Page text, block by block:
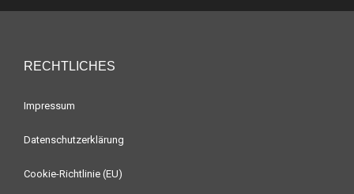
RECHTLICHES
Impressum
Datenschutzerklärung
Cookie-Richtlinie (EU)